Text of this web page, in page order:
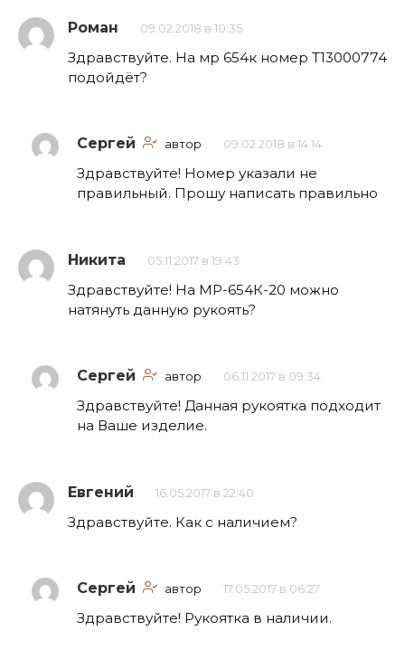
Роман 09.02.2018 в 10:35
Здравствуйте. На мр 654к номер Т13000774
подойдёт?
Сергей автор 09.02.2018 в 14:14
Здравствуйте! Номер указали не
правильный. Прошу написать правильно
Никита 05.11.2017 в 19:43
Здравствуйте! На МР-654К-20 можно
натянуть данную рукоять?
Сергей автор 06.11.2017 в 09:34
Здравствуйте! Данная рукоятка подходит
на Ваше изделие.
Евгений 16.05.2017 в 22:40
Здравствуйте. Как с наличием?
Сергей автор 17.05.2017 в 06:27
Здравствуйте! Рукоятка в наличии.